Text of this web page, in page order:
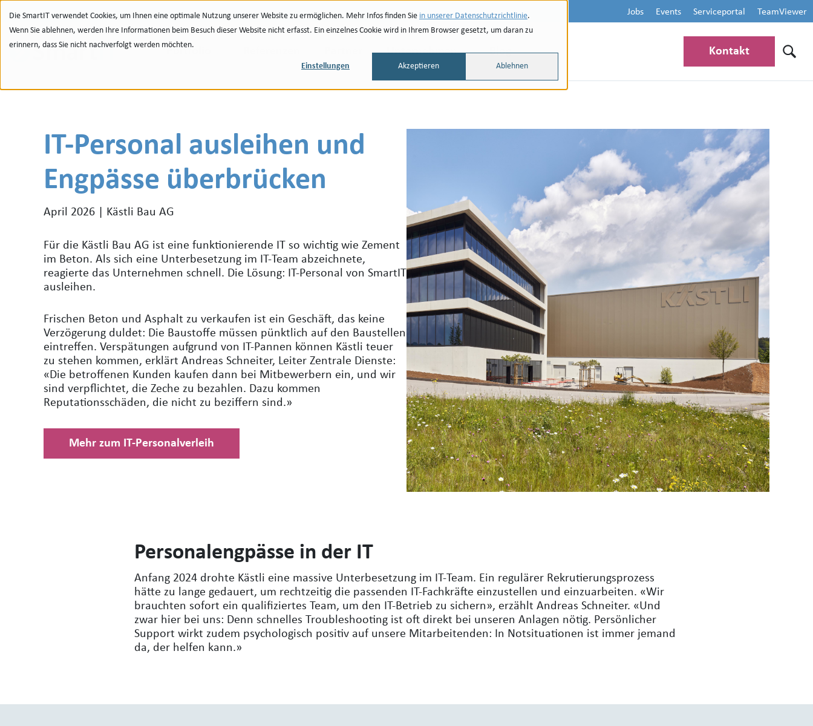
Die SmartIT verwendet Cookies, um Ihnen eine optimale Nutzung unserer Website zu ermöglichen. Mehr Infos finden Sie in unserer Datenschutzrichtlinie.
Wenn Sie ablehnen, werden Ihre Informationen beim Besuch dieser Website nicht erfasst. Ein einzelnes Cookie wird in Ihrem Browser gesetzt, um daran zu
erinnern, dass Sie nicht nachverfolgt werden möchten.
Einstellungen Akzeptieren Ablehnen
Portfolio Unternehmen Blog
Jobs Events Serviceportal TeamViewer
Kontakt
IT-Personal ausleihen und
Engpässe überbrücken
April 2026 | Kästli Bau AG
Für die Kästli Bau AG ist eine funktionierende IT so wichtig wie Zement
im Beton. Als sich eine Unterbesetzung im IT-Team abzeichnete,
reagierte das Unternehmen schnell. Die Lösung: IT-Personal von SmartIT
ausleihen.
Frischen Beton und Asphalt zu verkaufen ist ein Geschäft, das keine
Verzögerung duldet: Die Baustoffe müssen pünktlich auf den Baustellen
eintreffen. Verspätungen aufgrund von IT-Pannen können Kästli teuer
zu stehen kommen, erklärt Andreas Schneiter, Leiter Zentrale Dienste:
«Die betroffenen Kunden kaufen dann bei Mitbewerbern ein, und wir
sind verpflichtet, die Zeche zu bezahlen. Dazu kommen
Reputationsschäden, die nicht zu beziffern sind.»
Mehr zum IT-Personalverleih
Personalengpässe in der IT
Anfang 2024 drohte Kästli eine massive Unterbesetzung im IT-Team. Ein regulärer Rekrutierungsprozess
hätte zu lange gedauert, um rechtzeitig die passenden IT-Fachkräfte einzustellen und einzuarbeiten. «Wir
brauchten sofort ein qualifiziertes Team, um den IT-Betrieb zu sichern», erzählt Andreas Schneiter. «Und
zwar hier bei uns: Denn schnelles Troubleshooting ist oft direkt bei unseren Anlagen nötig. Persönlicher
Support wirkt zudem psychologisch positiv auf unsere Mitarbeitenden: In Notsituationen ist immer jemand
da, der helfen kann.»